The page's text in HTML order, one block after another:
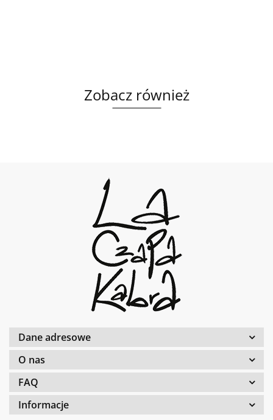
Zobacz również
Dane adresowe
O nas
FAQ
Informacje